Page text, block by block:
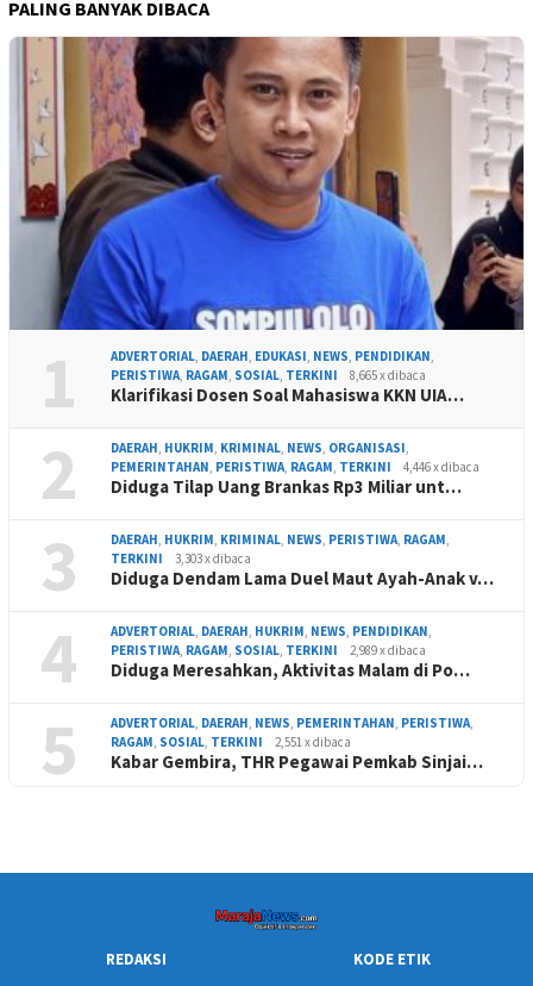
PALING BANYAK DIBACA
1 ADVERTORIAL, DAERAH, EDUKASI, NEWS, PENDIDIKAN,
PERISTIWA, RAGAM, SOSIAL, TERKINI 8,665 x dibaca
Klarifikasi Dosen Soal Mahasiswa KKN UIA…
2 DAERAH, HUKRIM, KRIMINAL, NEWS, ORGANISASI,
PEMERINTAHAN, PERISTIWA, RAGAM, TERKINI 4,446 x dibaca
Diduga Tilap Uang Brankas Rp3 Miliar unt…
3 DAERAH, HUKRIM, KRIMINAL, NEWS, PERISTIWA, RAGAM,
TERKINI
3,303 x dibaca
Diduga Dendam Lama Duel Maut Ayah-Anak v…
4 ADVERTORIAL, DAERAH, HUKRIM, NEWS, PENDIDIKAN,
PERISTIWA, RAGAM, SOSIAL, TERKINI 2,989 x dibaca
Diduga Meresahkan, Aktivitas Malam di Po…
5 ADVERTORIAL, DAERAH, NEWS, PEMERINTAHAN, PERISTIWA,
RAGAM, SOSIAL, TERKINI 2,551 x dibaca
Kabar Gembira, THR Pegawai Pemkab Sinjai…
REDAKSI
KODE ETIK